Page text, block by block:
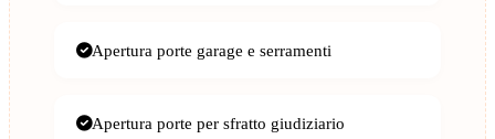
Apertura porte garage e serramenti
Apertura porte per sfratto giudiziario